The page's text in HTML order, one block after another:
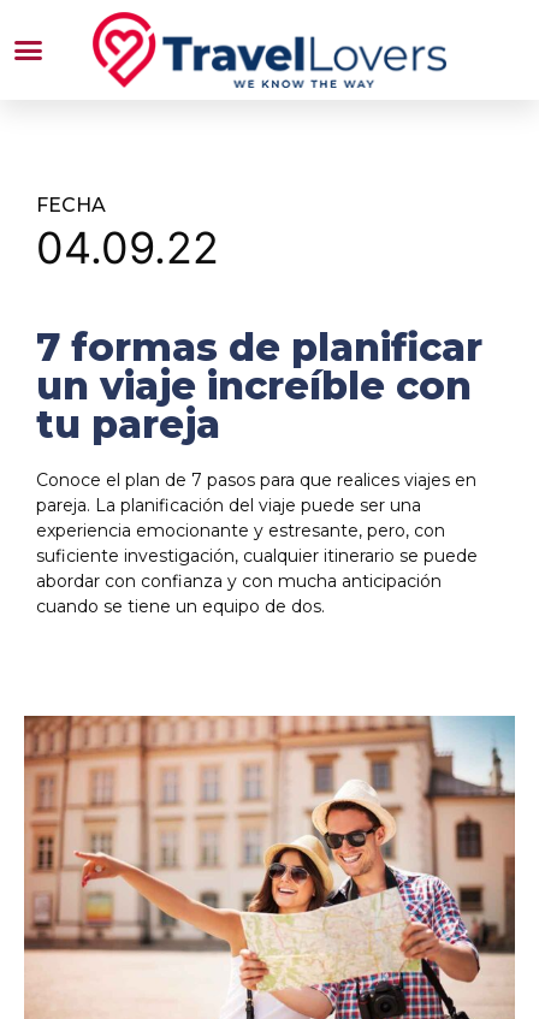
FECHA
04.09.22
7 formas de planificar
un viaje increíble con
tu pareja
Conoce el plan de 7 pasos para que realices viajes en
pareja. La planificación del viaje puede ser una
experiencia emocionante y estresante, pero, con
suficiente investigación, cualquier itinerario se puede
abordar con confianza y con mucha anticipación
cuando se tiene un equipo de dos.